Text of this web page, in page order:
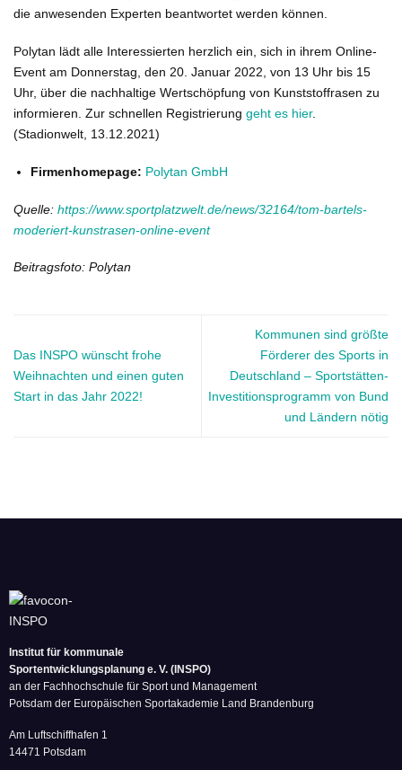
die anwesenden Experten beantwortet werden können.
Polytan lädt alle Interessierten herzlich ein, sich in ihrem Online-
Event am Donnerstag, den 20. Januar 2022, von 13 Uhr bis 15
Uhr, über die nachhaltige Wertschöpfung von Kunststoffrasen zu
informieren. Zur schnellen Registrierung geht es hier.
(Stadionwelt, 13.12.2021)
Firmenhomepage: Polytan GmbH
Quelle: https://www.sportplatzwelt.de/news/32164/tom-bartels-
moderiert-kunstrasen-online-event
Beitragsfoto: Polytan
Das INSPO wünscht frohe
Weihnachten und einen guten
Start in das Jahr 2022!
Kommunen sind größte
Förderer des Sports in
Deutschland – Sportstätten-
Investitionsprogramm von Bund
und Ländern nötig
Institut für kommunale
Sportentwicklungsplanung e. V. (INSPO)
an der Fachhochschule für Sport und Management
Potsdam der Europäischen Sportakademie Land Brandenburg
Am Luftschiffhafen 1
14471 Potsdam